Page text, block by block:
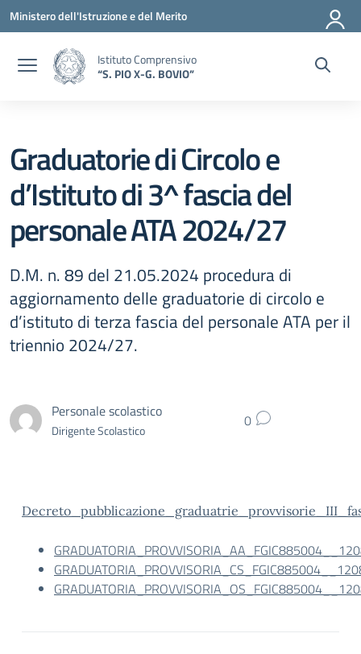
Vai ai contenuti
Vai al menu di navigazione
Vai al footer
Ministero dell'Istruzione e del Merito
Istituto Comprensivo
“S. PIO X-G. BOVIO”
Graduatorie di Circolo e
d’Istituto di 3^ fascia del
personale ATA 2024/27
D.M. n. 89 del 21.05.2024 procedura di
aggiornamento delle graduatorie di circolo e
d’istituto di terza fascia del personale ATA per il
triennio 2024/27.
Personale scolastico
Dirigente Scolastico 0